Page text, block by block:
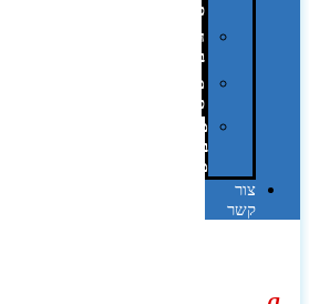
פרוצס
חריטה
בלייזר
מהו
פנטון?
מיתוג
באמצעות
מדבקות
צור
קשר